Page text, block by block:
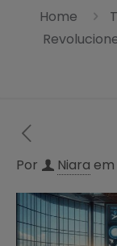
Home
Por Niara em